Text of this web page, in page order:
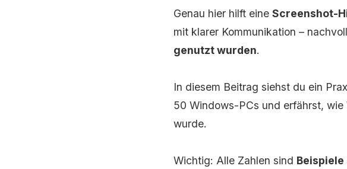
Genau hier hilft eine Screenshot-
mit klarer Kommunikation –
genutzt wurden.
In diesem Beitrag siehst du ein
50 Windows-PCs und erfährst,
wurde.
Wichtig: Alle Zahlen sind Beispiele